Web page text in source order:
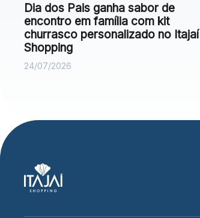
Dia dos Pais ganha sabor de
encontro em família com kit
churrasco personalizado no Itajaí
Shopping
24/07/2026